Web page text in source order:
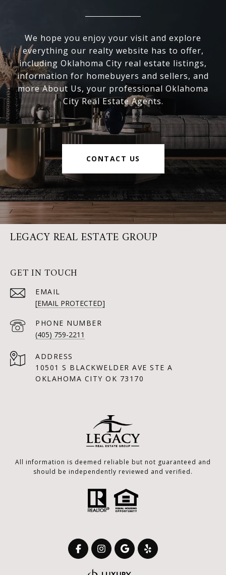
We hope you enjoy your visit and explore
everything our realty website has to offer,
including Oklahoma City real estate listings,
information for homebuyers and sellers, and
more About Us, your professional Oklahoma
City Real Estate Agents.
CONTACT US
LEGACY REAL ESTATE GROUP
GET IN TOUCH
EMAIL
[EMAIL PROTECTED]
PHONE NUMBER
(405) 759-2211
ADDRESS
10501 S BLACKWELDER AVE STE A
OKLAHOMA CITY OK 73170
All information is deemed reliable but not guaranteed and
should be independently reviewed and verified.